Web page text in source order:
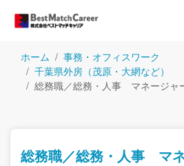
ホーム
事務・オフィスワーク
千葉県外房（茂原・大網など）
総務職／総務・人事 マネージャ
総務職／総務・人事 マ